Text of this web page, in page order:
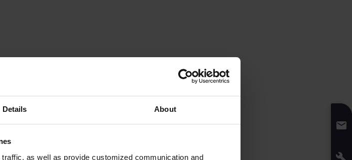
Details About
as well as provide customized communication and